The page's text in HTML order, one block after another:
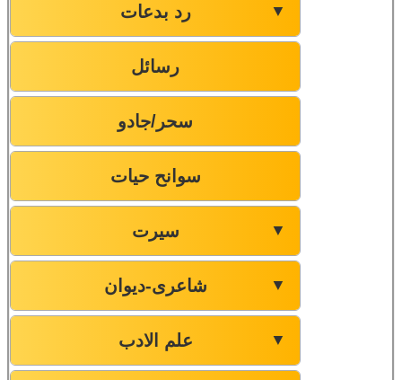
رد بدعات ▼
رسائل
سحر/جادو
سوانح حیات
سیرت ▼
شاعری-دیوان ▼
علم الادب ▼